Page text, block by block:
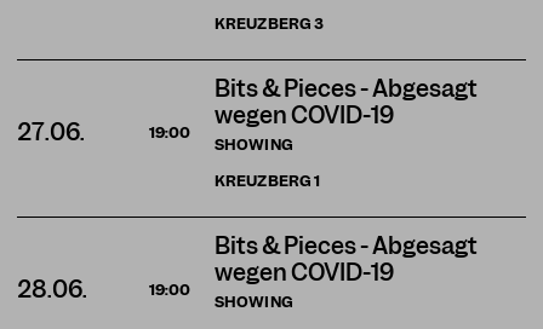
KREUZBERG3
Bits & Pieces - Abgesagt
wegen COVID-19
SHOWING
27.06. 19:00
KREUZBERG1
Bits & Pieces - Abgesagt
wegen COVID-19
SHOWING
28.06. 19:00